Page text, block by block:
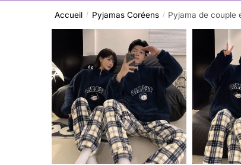
Accueil / Pyjamas Coréens / Pyjama de couple